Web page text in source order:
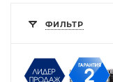
ФИЛЬТР